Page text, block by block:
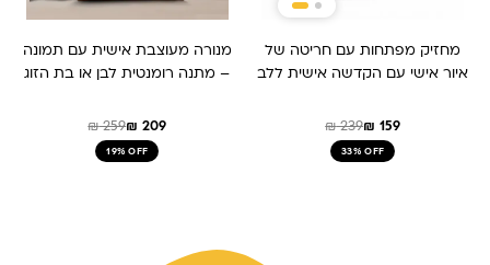
מחזיק מפתחות עם חריטה של
איור אישי עם הקדשה אישית ללב
₪239₪ 159
33% OFF
מנורה מעוצבת אישית עם תמונה
– מתנה רומנטית לבן או בת הזוג
₪259₪ 209
19% OFF